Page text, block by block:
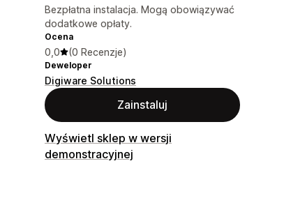
Bezpłatna instalacja. Mogą obowiązywać
dodatkowe opłaty.
Ocena
0,0 (0 Recenzje)
Deweloper
Digiware Solutions
Zainstaluj
Wyświetl sklep w wersji
demonstracyjnej